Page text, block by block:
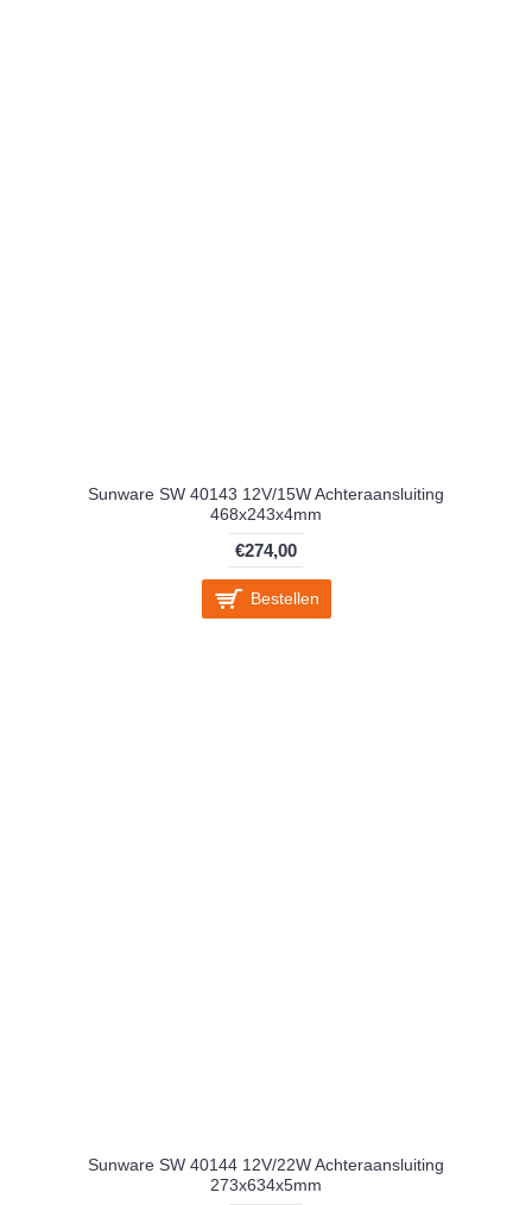
Sunware SW 40143 12V/15W Achteraansluiting
468x243x4mm
€274,00
Bestellen
Sunware SW 40144 12V/22W Achteraansluiting
273x634x5mm